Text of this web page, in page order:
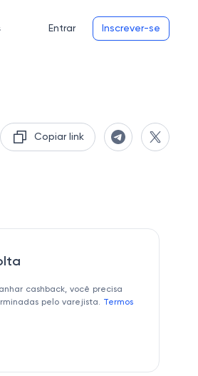
Entrar Inscrever-se
Copiar link
cashback, você precisa
pelo varejista. Termos